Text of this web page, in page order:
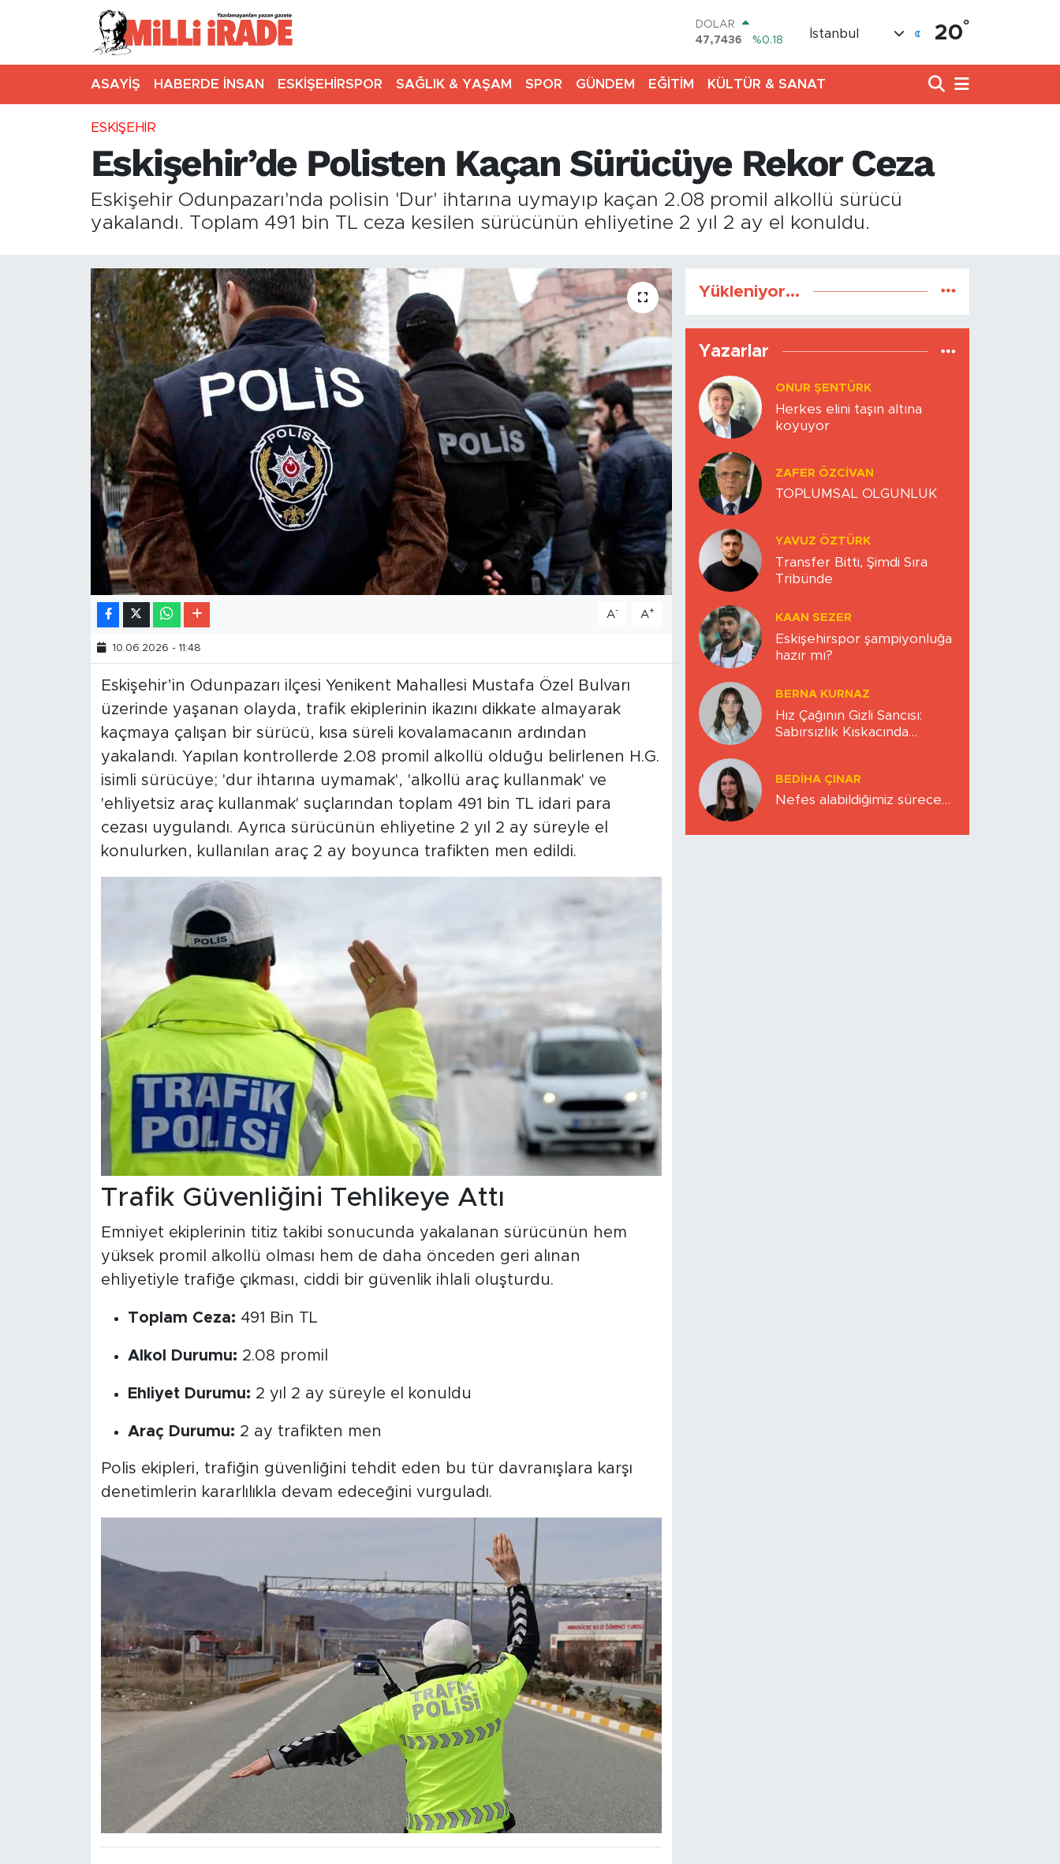
DOLAR
47,7436
%0.18
STERLİN
64,4811
%0.38
13.773
%-19
BITCOIN
65.130,04
%1.2
İstanbul 20°
ASAYİŞ HABERDE İNSAN ESKİŞEHİRSPOR SAĞLIK & YAŞAM SPOR GÜNDEM EĞİTİM KÜLTÜR & SANAT
ESKİŞEHİR
Eskişehir’de Polisten Kaçan Sürücüye Rekor Ceza
Eskişehir Odunpazarı'nda polisin 'Dur' ihtarına uymayıp kaçan 2.08 promil alkollü sürücü
yakalandı. Toplam 491 bin TL ceza kesilen sürücünün ehliyetine 2 yıl 2 ay el konuldu.
A- A+
10.06.2026 - 11:48
Eskişehir’in Odunpazarı ilçesi Yenikent Mahallesi Mustafa Özel Bulvarı
üzerinde yaşanan olayda, trafik ekiplerinin ikazını dikkate almayarak
kaçmaya çalışan bir sürücü, kısa süreli kovalamacanın ardından
yakalandı. Yapılan kontrollerde 2.08 promil alkollü olduğu belirlenen H.G.
isimli sürücüye; 'dur ihtarına uymamak', 'alkollü araç kullanmak' ve
'ehliyetsiz araç kullanmak' suçlarından toplam 491 bin TL idari para
cezası uygulandı. Ayrıca sürücünün ehliyetine 2 yıl 2 ay süreyle el
konulurken, kullanılan araç 2 ay boyunca trafikten men edildi.
Trafik Güvenliğini Tehlikeye Attı
Emniyet ekiplerinin titiz takibi sonucunda yakalanan sürücünün hem
yüksek promil alkollü olması hem de daha önceden geri alınan
ehliyetiyle trafiğe çıkması, ciddi bir güvenlik ihlali oluşturdu.
Toplam Ceza: 491 Bin TL
Alkol Durumu: 2.08 promil
Ehliyet Durumu: 2 yıl 2 ay süreyle el konuldu
Araç Durumu: 2 ay trafikten men
Polis ekipleri, trafiğin güvenliğini tehdit eden bu tür davranışlara karşı
denetimlerin kararlılıkla devam edeceğini vurguladı.
Yükleniyor...
Yazarlar
ONUR ŞENTÜRK
Herkes elini taşın altına
koyuyor
ZAFER ÖZCIVAN
TOPLUMSAL OLGUNLUK
YAVUZ ÖZTÜRK
Transfer Bitti, Şimdi Sıra
Tribünde
KAAN SEZER
Eskişehirspor şampiyonluğa
hazır mı?
BERNA KURNAZ
Hız Çağının Gizli Sancısı:
Sabırsızlık Kıskacında
BEDIHA ÇINAR
Nefes alabildiğimiz sürece…